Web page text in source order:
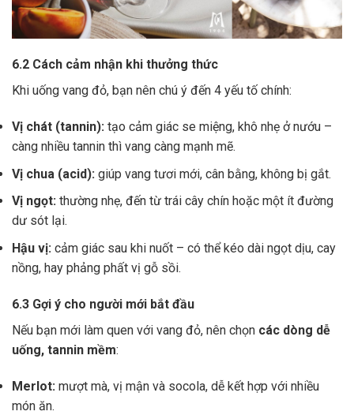
6.2 Cách cảm nhận khi thưởng thức
Khi uống vang đỏ, bạn nên chú ý đến 4 yếu tố chính:
Vị chát (tannin): tạo cảm giác se miệng, khô nhẹ ở nướu –
càng nhiều tannin thì vang càng mạnh mẽ.
Vị chua (acid): giúp vang tươi mới, cân bằng, không bị gắt.
Vị ngọt: thường nhẹ, đến từ trái cây chín hoặc một ít đường
dư sót lại.
Hậu vị: cảm giác sau khi nuốt – có thể kéo dài ngọt dịu, cay
nồng, hay phảng phất vị gỗ sồi.
6.3 Gợi ý cho người mới bắt đầu
Nếu bạn mới làm quen với vang đỏ, nên chọn các dòng dễ
uống, tannin mềm:
Merlot: mượt mà, vị mận và socola, dễ kết hợp với nhiều
món ăn.